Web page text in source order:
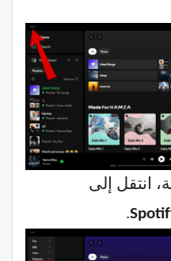
انتقل إلى
.